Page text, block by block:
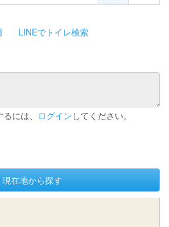
LINEでトイレ検索
には、 ログイン してください。
現在地から探す